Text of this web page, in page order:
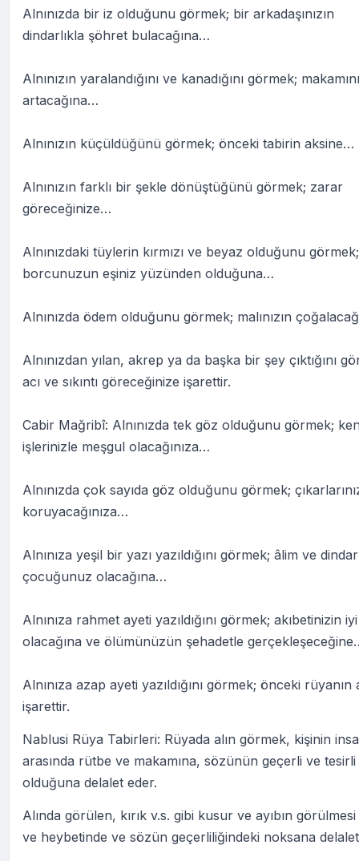
Alnınızda bir iz olduğunu görmek; bir arkadaşınızın
dindarlıkla şöhret bulacağına…
Alnınızın yaralandığını ve kanadığını görmek;
artacağına…
Alnınızın küçüldüğünü görmek; önceki tabirin aksine…
Alnınızın farklı bir şekle dönüştüğünü görmek; zarar
göreceğinize…
Alnınızdaki tüylerin kırmızı ve beyaz olduğunu görmek;
borcunuzun eşiniz yüzünden olduğuna…
Alnınızda ödem olduğunu görmek; malınızın
Alnınızdan yılan, akrep ya da başka bir şey çıktığını
acı ve sıkıntı göreceğinize işarettir.
Cabir Mağribî: Alnınızda tek göz olduğunu görmek;
işlerinizle meşgul olacağınıza…
Alnınızda çok sayıda göz olduğunu görmek;
koruyacağınıza…
Alnınıza yeşil bir yazı yazıldığını görmek; âlim ve
çocuğunuz olacağına…
Alnınıza rahmet ayeti yazıldığını görmek; akıbetinizin iyi
olacağına ve ölümünüzün şehadetle
Alnınıza azap ayeti yazıldığını görmek; önceki rüyanın
işarettir.
Nablusi Rüya Tabirleri: Rüyada alın görmek, kişinin
arasında rütbe ve makamına, sözünün geçerli ve tesirli
olduğuna delalet eder.
Alında görülen, kırık v.s. gibi kusur ve ayıbın
ve heybetinde ve sözün geçerliliğindeki noksana